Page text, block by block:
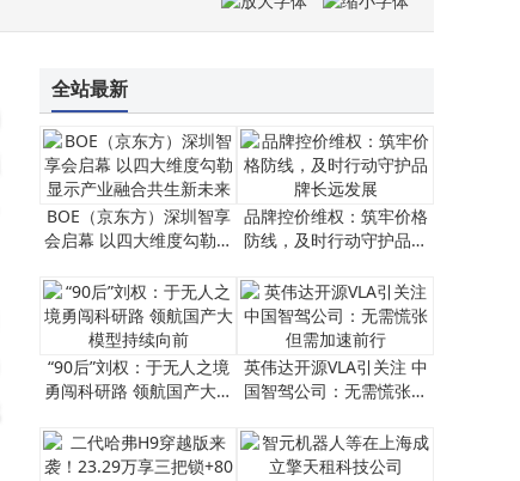
2000元档办公新选择！驰为CoreBook X 14英寸阔屏+锐龙7430U实测体验
英伟达开源VLA引关注 中国智驾公司：无需慌张但需加速前行
全站最新
BOE（京东方）深圳智享
会启幕 以四大维度勾勒显
品牌控价维权：筑牢价格
防线，及时行动守护品牌
“90后”刘权：于无人之境
勇闯科研路 领航国产大模
英伟达开源VLA引关注 中
国智驾公司：无需慌张但